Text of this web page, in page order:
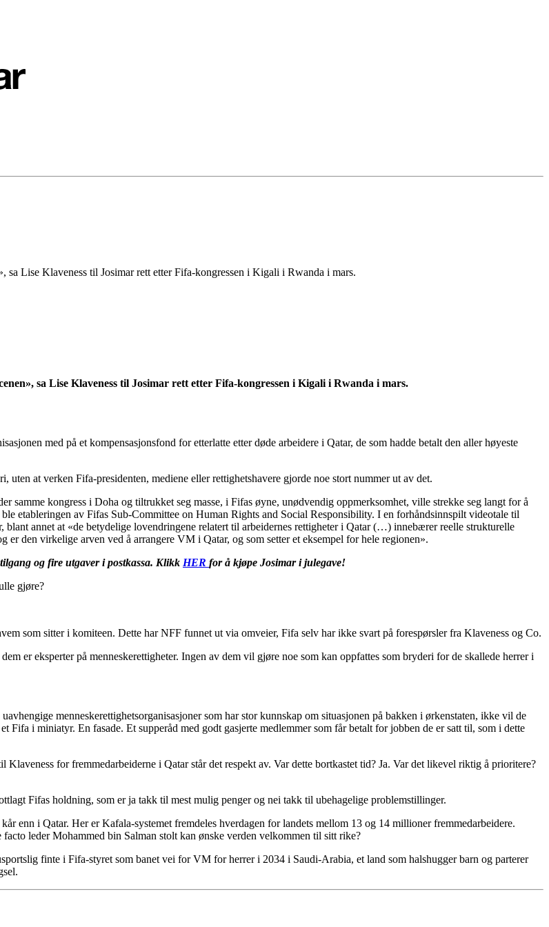
sa Lise Klaveness til Josimar rett etter Fifa-kongressen i Kigali i Rwanda i mars.
sa Lise Klaveness til Josimar rett etter Fifa-kongressen i Kigali i Rwanda i mars.
med på et kompensasjonsfond for etterlatte etter døde arbeidere i Qatar, de som hadde betalt den aller høyeste
at verken Fifa-presidenten, mediene eller rettighetshavere gjorde noe stort nummer ut av det.
kongress i Doha og tiltrukket seg masse, i Fifas øyne, unødvendig oppmerksomhet, ville strekke seg langt for å
etableringen av Fifas Sub-Committee on Human Rights and Social Responsibility. I en forhåndsinnspilt videotale til
annet at «de betydelige lovendringene relatert til arbeidernes rettigheter i Qatar (…) innebærer reelle strukturelle
den virkelige arven ved å arrangere VM i Qatar, og som setter et eksempel for hele regionen».
og fire utgaver i postkassa. Klikk HER for å kjøpe Josimar i julegave!
gjøre?
som sitter i komiteen. Dette har NFF funnet ut via omveier, Fifa selv har ikke svart på forespørsler fra Klaveness og Co.
er eksperter på menneskerettigheter. Ingen av dem vil gjøre noe som kan oppfattes som bryderi for de skallede herrer i
menneskerettighetsorganisasjoner som har stor kunnskap om situasjonen på bakken i ørkenstaten, ikke vil de
Fifa i miniatyr. En fasade. Et supperåd med godt gasjerte medlemmer som får betalt for jobben de er satt til, som i dette
for fremmedarbeiderne i Qatar står det respekt av. Var dette bortkastet tid? Ja. Var det likevel riktig å prioritere?
Fifas holdning, som er ja takk til mest mulig penger og nei takk til ubehagelige problemstillinger.
enn i Qatar. Her er Kafala-systemet fremdeles hverdagen for landets mellom 13 og 14 millioner fremmedarbeidere.
leder Mohammed bin Salman stolt kan ønske verden velkommen til sitt rike?
finte i Fifa-styret som banet vei for VM for herrer i 2034 i Saudi-Arabia, et land som halshugger barn og parterer